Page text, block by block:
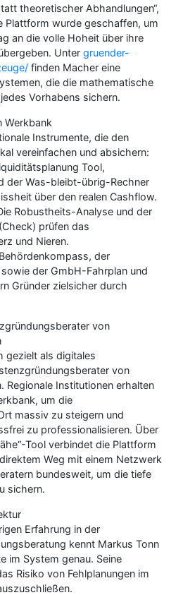
theoretischer Abhandlungen“,
Plattform wurde geschaffen, um
an die volle Hoheit über ihre
Unter gruender-
finden Macher eine
die die mathematische
Vorhabens sichern.
Werkbank
Instrumente, die den
vereinfachen und absichern:
Tool,
der Was-bleibt-übrig-Rechner
über den realen Cashflow.
Robustheits-Analyse und der
prüfen das
und Nieren.
der
der GmbH-Fahrplan und
Gründer zielsicher durch
von
gezielt als digitales
von
Regionale Institutionen erhalten
um die
massiv zu steigern und
zu professionalisieren. Über
Tool verbindet die Plattform
Weg mit einem Netzwerk
bundesweit, um die tiefe
sichern.
Erfahrung in der
kennt Markus Tonn
im System genau. Seine
Risiko von Fehlplanungen im